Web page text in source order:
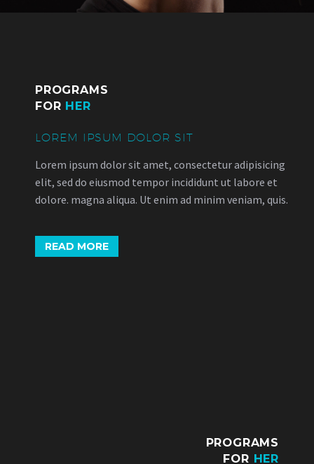
PROGRAMS
FOR HER
LOREM IPSUM DOLOR SIT
Lorem ipsum dolor sit amet, consectetur adipisicing
elit, sed do eiusmod tempor incididunt ut labore et
dolore. magna aliqua. Ut enim ad minim veniam, quis.
READ MORE
PROGRAMS
FOR HER